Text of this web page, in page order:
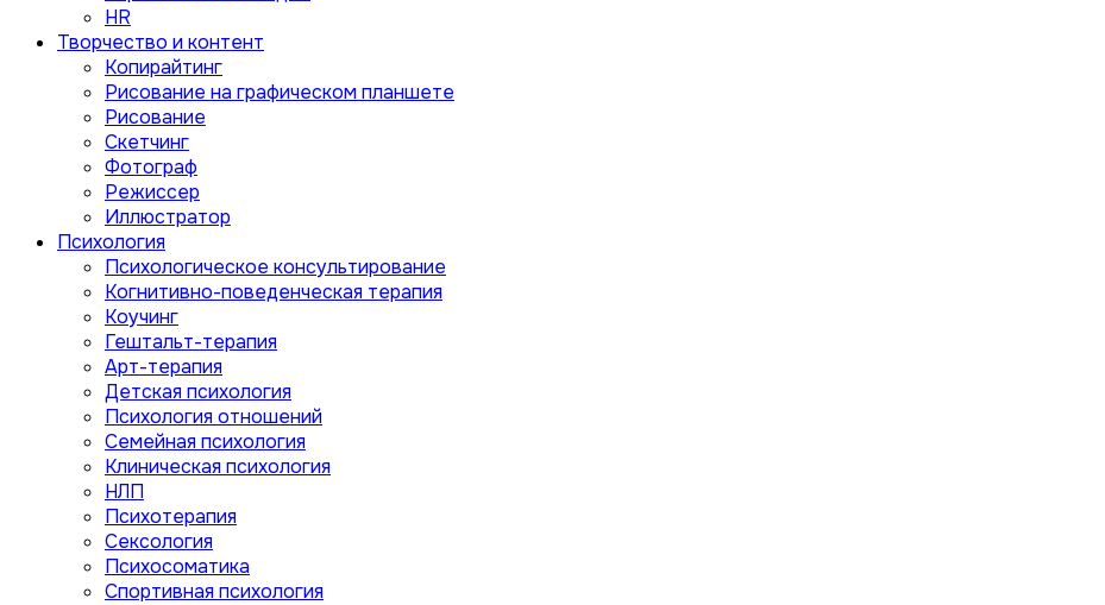
HR
Творчество и контент
Копирайтинг
Рисование на графическом планшете
Рисование
Скетчинг
Фотограф
Режиссер
Иллюстратор
Психология
Психологическое консультирование
Когнитивно-поведенческая терапия
Коучинг
Гештальт-терапия
Арт-терапия
Детская психология
Психология отношений
Семейная психология
Клиническая психология
НЛП
Психотерапия
Сексология
Психосоматика
Спортивная психология